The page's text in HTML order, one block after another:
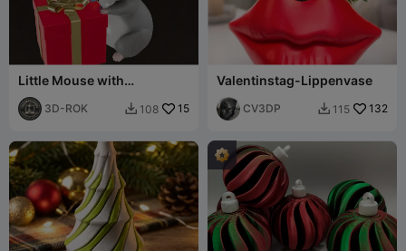
Little Mouse with
Christmas Gift
3D-ROK  108 15
Valentinstag-Lippenvase
CV3DP  115 132